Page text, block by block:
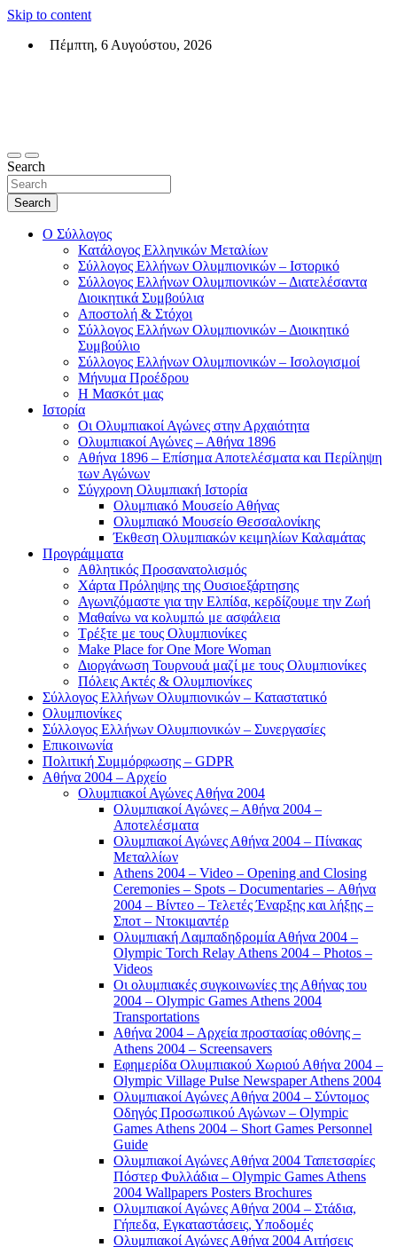
Skip to content
Πέμπτη, 6 Αυγούστου, 2026
Search
Search
Ο Σύλλογος
Κατάλογος Ελληνικών Μεταλίων
Σύλλογος Ελλήνων Ολυμπιονικών – Ιστορικό
Σύλλογος Ελλήνων Ολυμπιονικών – Διατελέσαντα
Διοικητικά Συμβούλια
Αποστολή & Στόχοι
Σύλλογος Ελλήνων Ολυμπιονικών – Διοικητικό
Συμβούλιο
Σύλλογος Ελλήνων Ολυμπιονικών – Ισολογισμοί
Μήνυμα Προέδρου
Η Μασκότ μας
Ιστορία
Οι Ολυμπιακοί Αγώνες στην Αρχαιότητα
Ολυμπιακοί Αγώνες – Αθήνα 1896
Αθήνα 1896 – Επίσημα Αποτελέσματα και Περίληψη
των Αγώνων
Σύγχρονη Ολυμπιακή Ιστορία
Ολυμπιακό Μουσείο Αθήνας
Ολυμπιακό Μουσείο Θεσσαλονίκης
Έκθεση Ολυμπιακών κειμηλίων Καλαμάτας
Προγράμματα
Αθλητικός Προσανατολισμός
Χάρτα Πρόληψης της Ουσιοεξάρτησης
Αγωνιζόμαστε για την Ελπίδα, κερδίζουμε την Ζωή
Μαθαίνω να κολυμπώ με ασφάλεια
Τρέξτε με τους Ολυμπιονίκες
Make Place for One More Woman
Διοργάνωση Τουρνουά μαζί με τους Ολυμπιονίκες
Πόλεις Ακτές & Ολυμπιονίκες
Σύλλογος Ελλήνων Ολυμπιονικών – Καταστατικό
Ολυμπιονίκες
Σύλλογος Ελλήνων Ολυμπιονικών – Συνεργασίες
Επικοινωνία
Πολιτική Συμμόρφωσης – GDPR
Αθήνα 2004 – Αρχείο
Ολυμπιακοί Αγώνες Αθήνα 2004
Ολυμπιακοί Αγώνες – Αθήνα 2004 –
Αποτελέσματα
Ολυμπιακοί Αγώνες Αθήνα 2004 – Πίνακας
Μεταλλίων
Athens 2004 – Video – Opening and Closing
Ceremonies – Spots – Documentaries – Αθήνα
2004 – Βίντεο – Τελετές Έναρξης και λήξης –
Σποτ – Ντοκιμαντέρ
Ολυμπιακή Λαμπαδηδρομία Αθήνα 2004 –
Olympic Torch Relay Athens 2004 – Photos –
Videos
Οι ολυμπιακές συγκοινωνίες της Αθήνας του
2004 – Olympic Games Athens 2004
Transportations
Αθήνα 2004 – Αρχεία προστασίας οθόνης –
Athens 2004 – Screensavers
Εφημερίδα Ολυμπιακού Χωριού Αθήνα 2004 –
Olympic Village Pulse Newspaper Athens 2004
Ολυμπιακοί Αγώνες Αθήνα 2004 – Σύντομος
Οδηγός Προσωπικού Αγώνων – Olympic
Games Athens 2004 – Short Games Personnel
Guide
Ολυμπιακοί Αγώνες Αθήνα 2004 Ταπετσαρίες
Πόστερ Φυλλάδια – Olympic Games Athens
2004 Wallpapers Posters Brochures
Ολυμπιακοί Αγώνες Αθήνα 2004 – Στάδια,
Γήπεδα, Εγκαταστάσεις, Υποδομές
Ολυμπιακοί Αγώνες Αθήνα 2004 Αιτήσεις